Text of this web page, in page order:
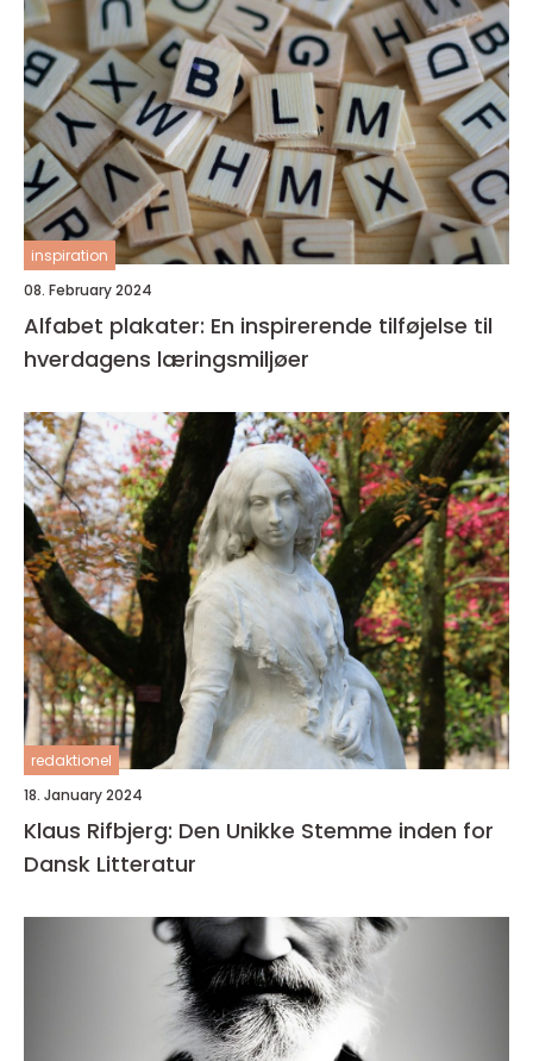
inspiration
08. February 2024
Alfabet plakater: En inspirerende tilføjelse til
hverdagens læringsmiljøer
redaktionel
18. January 2024
Klaus Rifbjerg: Den Unikke Stemme inden for
Dansk Litteratur